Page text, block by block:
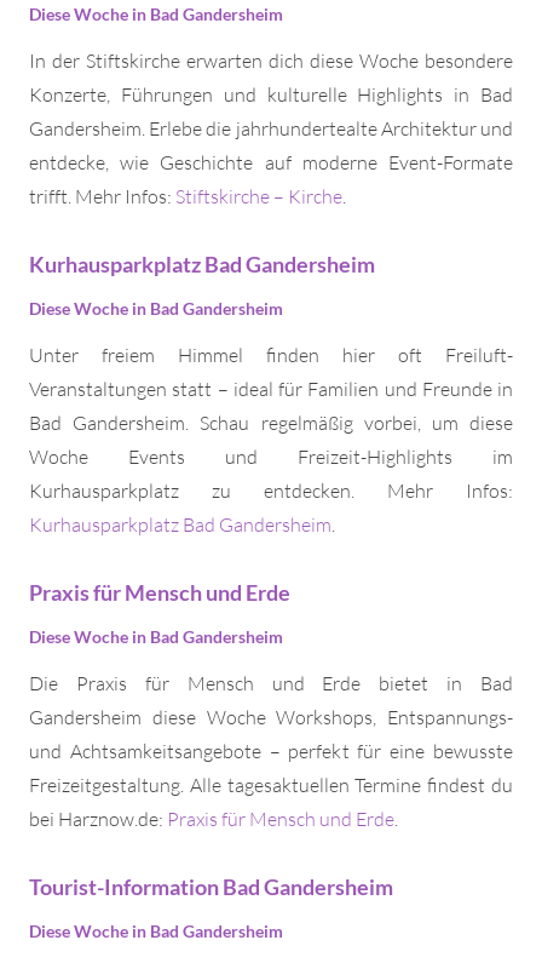
Diese Woche in Bad Gandersheim
In der Stiftskirche erwarten dich diese Woche besondere
Konzerte, Führungen und kulturelle Highlights in Bad
Gandersheim. Erlebe die jahrhundertealte Architektur und
entdecke, wie Geschichte auf moderne Event-Formate
trifft. Mehr Infos: Stiftskirche – Kirche
Kurhausparkplatz Bad Gandersheim
Diese Woche in Bad Gandersheim
Unter freiem Himmel finden hier oft Freiluft-
Veranstaltungen statt – ideal für Familien und Freunde in
Bad Gandersheim. Schau regelmäßig vorbei, um diese
Woche Events und Freizeit-Highlights im
Kurhausparkplatz zu entdecken. Mehr Infos:
Kurhausparkplatz Bad Gandersheim
Praxis für Mensch und Erde
Diese Woche in Bad Gandersheim
Die Praxis für Mensch und Erde bietet in Bad
Gandersheim diese Woche Workshops, Entspannungs-
und Achtsamkeitsangebote – perfekt für eine bewusste
Freizeitgestaltung. Alle tagesaktuellen Termine findest du
bei Harznow.de: Praxis für Mensch und Erde
Tourist-Information Bad Gandersheim
Diese Woche in Bad Gandersheim